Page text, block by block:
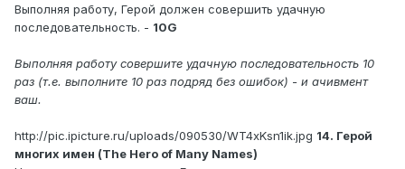
Выполняя работу, Герой должен совершить удачную
последовательность. - 10G
Выполняя работу совершите удачную последовательность 10
раз (т.е. выполните 10 раз подряд без ошибок) - и ачивмент
ваш.
http://pic.ipicture.ru/uploads/090530/WT4xKsn1ik.jpg 14. Герой
многих имен (The Hero of Many Names)